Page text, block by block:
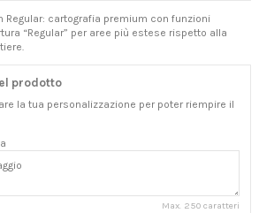
Regular: cartografia premium con funzioni
“Regular” per aree più estese rispetto alla
prodotto
la tua personalizzazione per poter riempire il
Max. 250 caratteri